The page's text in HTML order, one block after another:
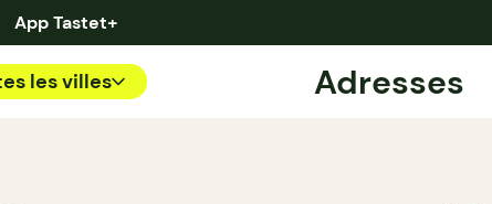
App Tastet+
les villes Adresses